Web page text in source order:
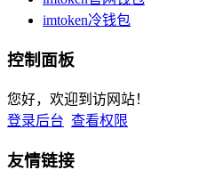
imtoken冷钱包
控制面板
您好，欢迎到访网站！
登录后台 查看权限
友情链接